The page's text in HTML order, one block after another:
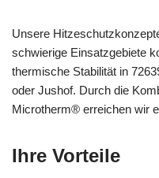
Unsere
schwierige Einsatzgebiete
thermische Stabilität in
oder Jushof. Durch die
Microtherm® erreichen wir
Ihre Vorteile